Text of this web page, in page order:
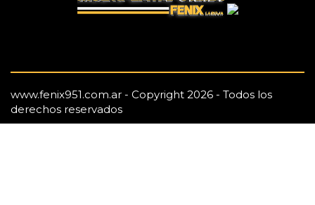
www.fenix951.com.ar - Copyright 2026 - Todos los
derechos reservados